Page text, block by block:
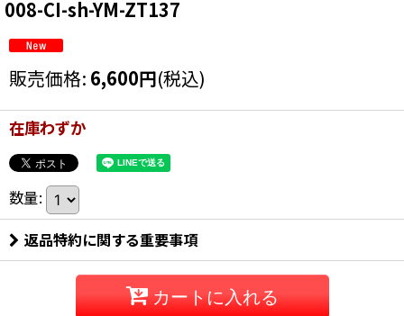
008-CI-sh-YM-ZT137
販売価格: 6,600円(税込)
在庫わずか
数量:
返品特約に関する重要事項
カートに入れる